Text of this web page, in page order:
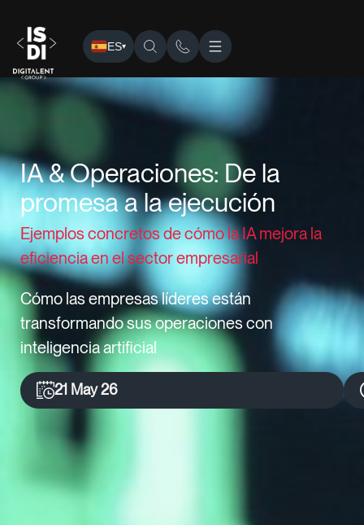
ES▾
ISDI› Eventos› IA & Operaciones: De la promesa a la
IA & Operaciones: De la
promesa a la ejecución
Ejemplos concretos de cómo la IA mejora la
eficiencia en el sector empresarial
Cómo las empresas líderes están
transformando sus operaciones con
inteligencia artificial
21 May 26